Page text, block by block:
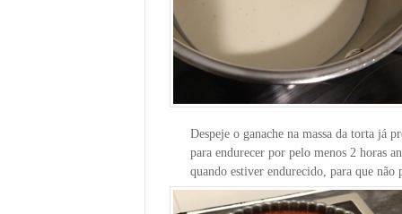
Despeje o ganache na massa da torta já
para endurecer por pelo menos 2 horas
quando estiver endurecido, para que não